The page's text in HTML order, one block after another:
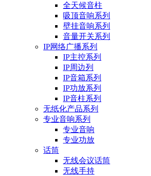
全天候音柱
吸顶音响系列
壁挂音响系列
音量开关系列
IP网络广播系列
IP主控系列
IP周边列
IP音箱系列
IP功放系列
IP音柱系列
无纸化产品系列
专业音响系列
专业音响
专业功放
话筒
无线会议话筒
无线手持